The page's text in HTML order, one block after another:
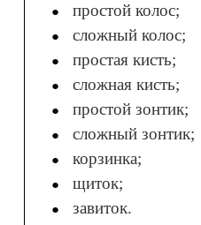
простой колос;
сложный колос;
простая кисть;
сложная кисть;
простой зонтик;
сложный зонтик;
корзинка;
щиток;
завиток.